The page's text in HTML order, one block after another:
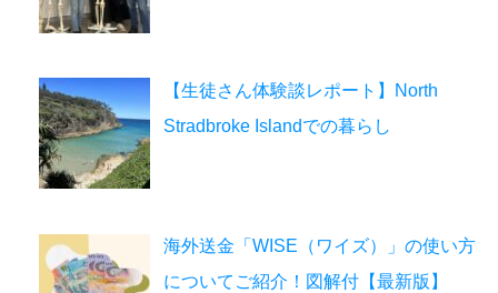
【生徒さん体験談レポート】North
Stradbroke Islandでの暮らし
海外送金「WISE（ワイズ）」の使い方
についてご紹介！図解付【最新版】